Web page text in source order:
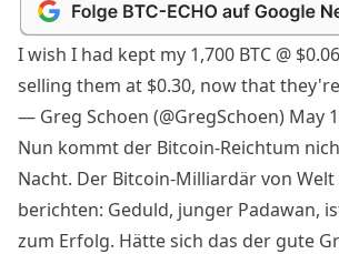
I wish I had kept my 1,700 BTC @
selling them at $0.30, now that
— Greg Schoen (@GregSchoen) May
Nun kommt der Bitcoin-Reichtum
Nacht. Der Bitcoin-Milliardär von Welt
berichten: Geduld, junger Padawan,
zum Erfolg. Hätte sich das der gute